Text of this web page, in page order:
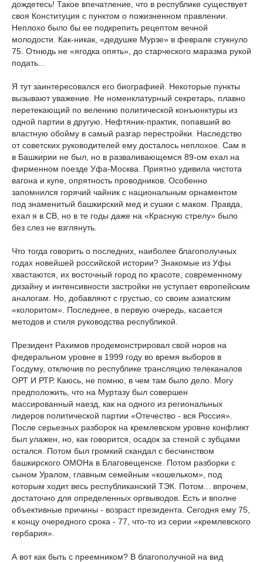
дождетесь! Такое впечатление, что в республике существует
своя Конституция с пунктом о пожизненном правлении.
Неплохо было бы ее подкрепить рецептом вечной
молодости. Как-никак, «дедушке Мурзе» в феврале стукнуло
75. Отнюдь не «ягодка опять», до старческого маразма рукой
подать...
Я тут заинтересовался его биографией. Некоторые пункты
вызывают уважение. Не номенклатурный секретарь, плавно
перетекающий по велению политической конъюнктуры из
одной партии в другую. Нефтяник-практик, попавший во
властную обойму в самый разгар перестройки. Наследство
от советских руководителей ему досталось неплохое. Сам я
в Башкирии не был, но в разваливающемся 89-ом ехал на
фирменном поезде Уфа-Москва. Приятно удивила чистота
вагона и купе, опрятность проводников. Особенно
запомнился горячий чайник с национальным орнаментом
под знаменитый башкирский мед и сушки с маком. Правда,
ехал я в СВ, но в те годы даже на «Красную стрелу» было
без слез не взглянуть.
Что тогда говорить о последних, наиболее благополучных
годах новейшей российской истории? Знакомые из Уфы
хвастаются, их восточный город по красоте, современному
дизайну и интенсивности застройки не уступает европейским
аналогам. Но, добавляют с грустью, со своим азиатским
«колоритом». Последнее, в первую очередь, касается
методов и стиля руководства республикой.
Президент Рахимов продемонстрировал свой норов на
федеральном уровне в 1999 году во время выборов в
Госдуму, отключив по республике трансляцию телеканалов
ОРТ И РТР. Каюсь, не помню, в чем там было дело. Могу
предположить, что на Муртазу был совершен
массированный наезд, как на одного из региональных
лидеров политической партии «Отечество - вся Россия».
После серьезных разборок на кремлевском уровне конфликт
был улажен, но, как говорится, осадок за стеной с зубцами
остался. Потом был громкий скандал с бесчинством
башкирского ОМОНа в Благовещенске. Потом разборки с
сыном Уралом, главным семейным «кошельком», под
которым ходит весь республиканский ТЭК. Потом... впрочем,
достаточно для определенных оргвыводов. Есть и вполне
объективные причины - возраст президента. Сегодня ему 75,
к концу очередного срока - 77, что-то из серии «кремлевского
гербария».
А вот как быть с преемником? В благополучной на вид